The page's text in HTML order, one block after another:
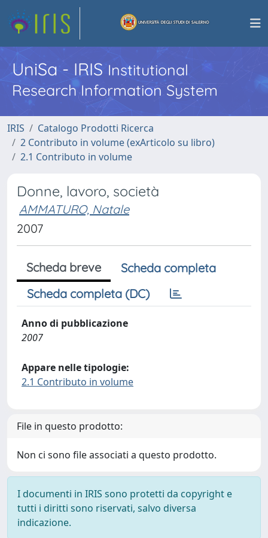
UniSa - IRISInstitutional
Research Information System
IRIS
Catalogo Prodotti Ricerca
2 Contributo in volume (exArticolo su libro)
2.1 Contributo in volume
Donne, lavoro, società
AMMATURO, Natale
2007
Scheda breve
Scheda completa
Scheda completa (DC)
Anno di pubblicazione
2007
Appare nelle tipologie:
2.1 Contributo in volume
File in questo prodotto:
Non ci sono file associati a questo prodotto.
I documenti in IRIS sono protetti da copyright e
tutti i diritti sono riservati, salvo diversa
indicazione.